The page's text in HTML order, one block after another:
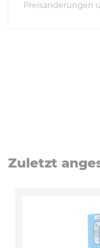
Preisänderungen
Zuletzt